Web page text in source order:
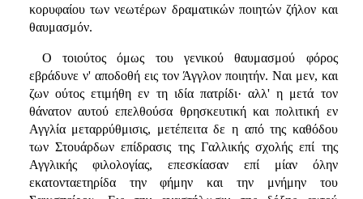
κορυφαίου των νεωτέρων δραματικών ποιητών ζήλον και
θαυμασμόν.
Ο τοιούτος όμως του γενικού θαυμασμού φόρος
εβράδυνε ν' αποδοθή εις τον Άγγλον ποιητήν. Ναι μεν, και
ζων ούτος ετιμήθη εν τη ιδία πατρίδι· αλλ' η μετά τον
θάνατον αυτού επελθούσα θρησκευτική και πολιτική εν
Αγγλία μεταρρύθμισις, μετέπειτα δε η από της καθόδου
των Στουάρδων επίδρασις της Γαλλικής σχολής επί της
Αγγλικής φιλολογίας, επεσκίασαν επί μίαν όλην
εκατονταετηρίδα την φήμην και την μνήμην του